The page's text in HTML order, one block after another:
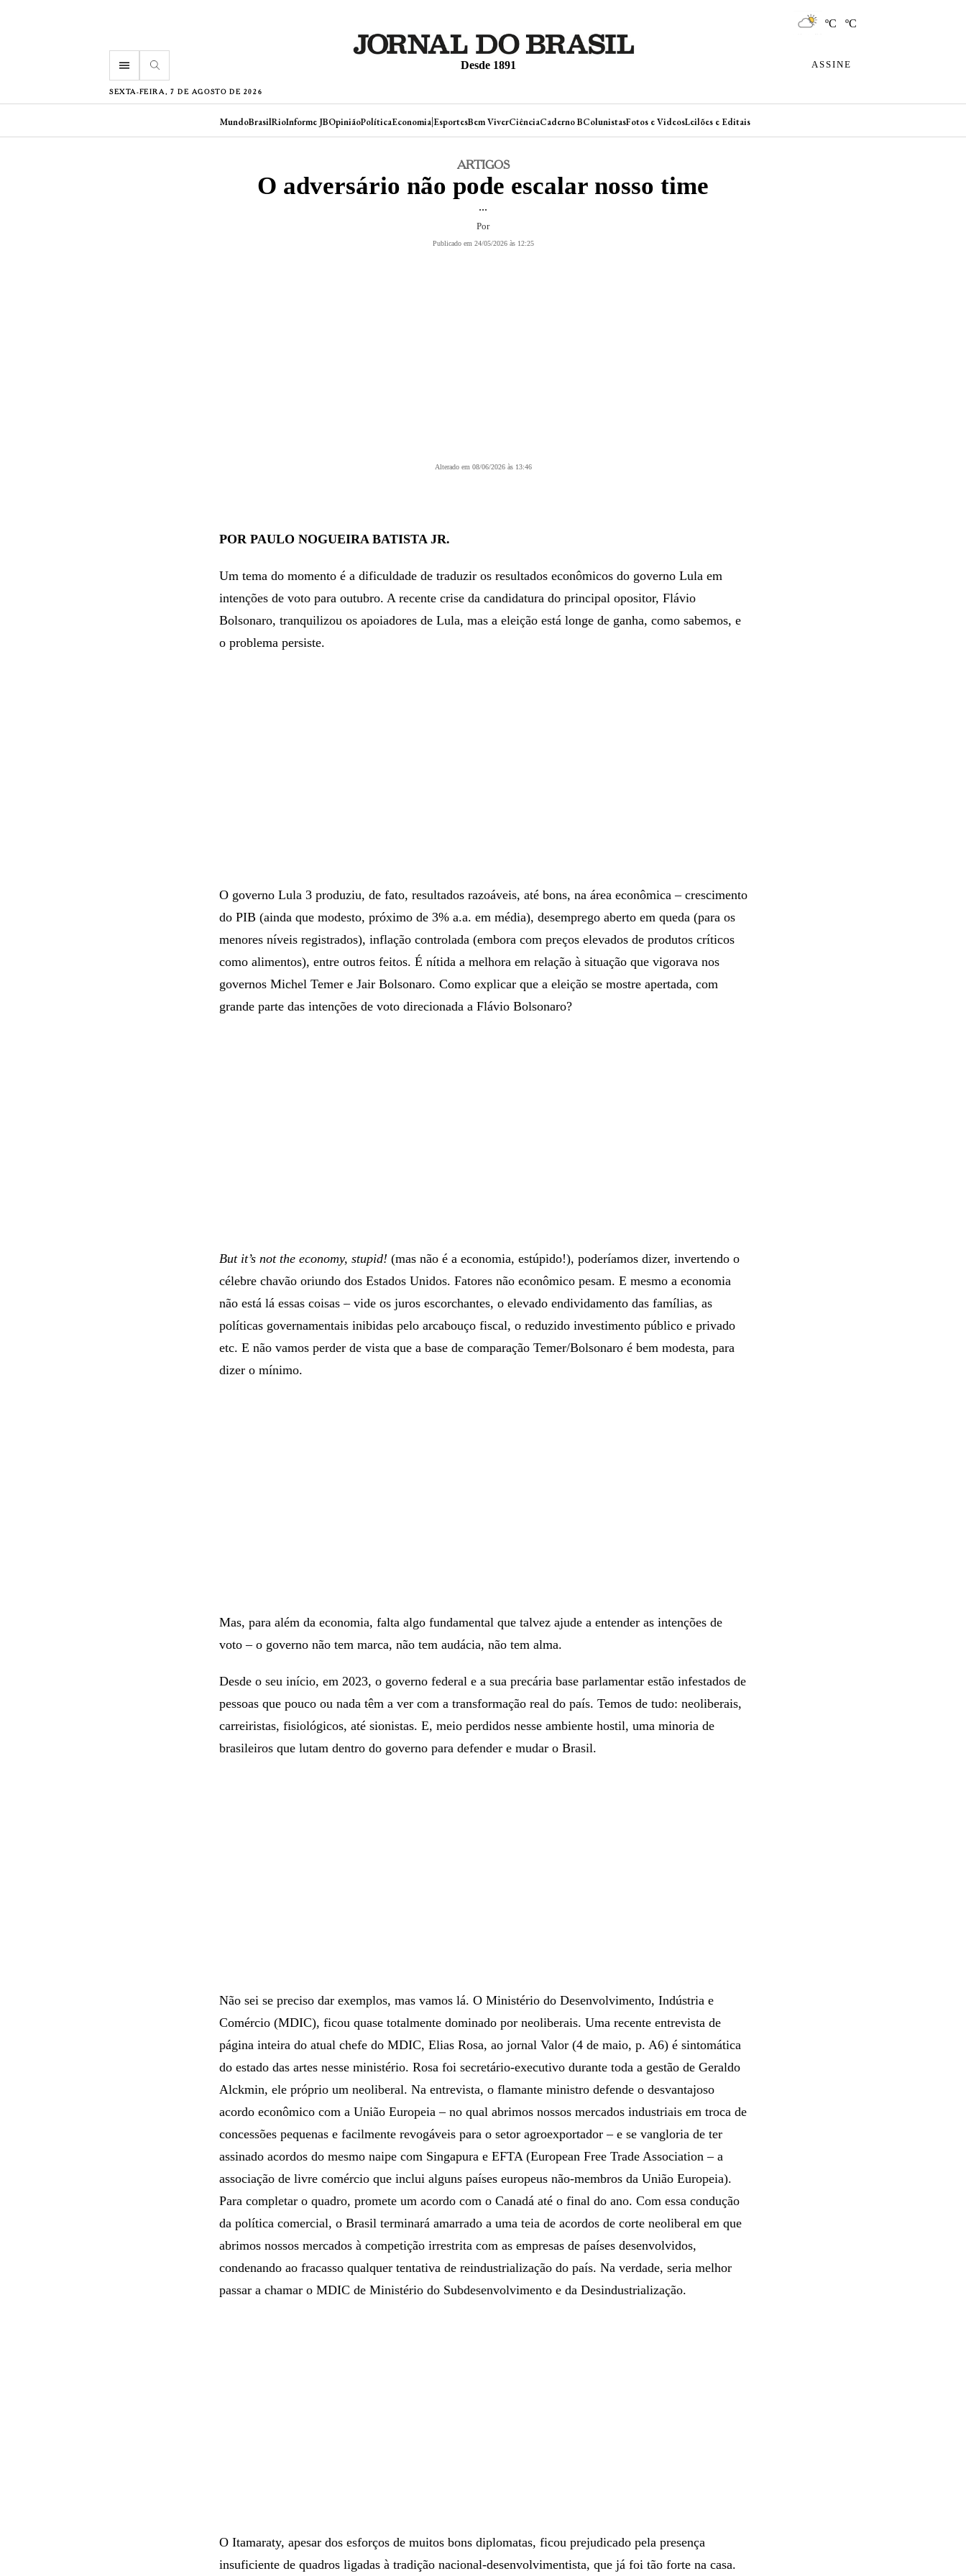
ºC ºC
menu Desde 1891 ASSINE
SEXTA-FEIRA, 7 DE AGOSTO DE 2026
MundoBrasilRioInforme JBOpiniãoPolíticaEconomia|EsportesBem ViverCiênciaCaderno BColunistasFotos e VideosLeilões e Editais
ARTIGOS
O adversário não pode escalar nosso time
...
Por
Publicado em 24/05/2026 às 12:25
Alterado em 08/06/2026 às 13:46
POR PAULO NOGUEIRA BATISTA JR.
Um tema do momento é a dificuldade de traduzir os resultados econômicos do governo Lula em
intenções de voto para outubro. A recente crise da candidatura do principal opositor, Flávio
Bolsonaro, tranquilizou os apoiadores de Lula, mas a eleição está longe de ganha, como sabemos, e
o problema persiste.
O governo Lula 3 produziu, de fato, resultados razoáveis, até bons, na área econômica – crescimento
do PIB (ainda que modesto, próximo de 3% a.a. em média), desemprego aberto em queda (para os
menores níveis registrados), inflação controlada (embora com preços elevados de produtos críticos
como alimentos), entre outros feitos. É nítida a melhora em relação à situação que vigorava nos
governos Michel Temer e Jair Bolsonaro. Como explicar que a eleição se mostre apertada, com
grande parte das intenções de voto direcionada a Flávio Bolsonaro?
But it’s not the economy, stupid! (mas não é a economia, estúpido!), poderíamos dizer, invertendo o
célebre chavão oriundo dos Estados Unidos. Fatores não econômico pesam. E mesmo a economia
não está lá essas coisas – vide os juros escorchantes, o elevado endividamento das famílias, as
políticas governamentais inibidas pelo arcabouço fiscal, o reduzido investimento público e privado
etc. E não vamos perder de vista que a base de comparação Temer/Bolsonaro é bem modesta, para
dizer o mínimo.
Mas, para além da economia, falta algo fundamental que talvez ajude a entender as intenções de
voto – o governo não tem marca, não tem audácia, não tem alma.
Desde o seu início, em 2023, o governo federal e a sua precária base parlamentar estão infestados de
pessoas que pouco ou nada têm a ver com a transformação real do país. Temos de tudo: neoliberais,
carreiristas, fisiológicos, até sionistas. E, meio perdidos nesse ambiente hostil, uma minoria de
brasileiros que lutam dentro do governo para defender e mudar o Brasil.
Não sei se preciso dar exemplos, mas vamos lá. O Ministério do Desenvolvimento, Indústria e
Comércio (MDIC), ficou quase totalmente dominado por neoliberais. Uma recente entrevista de
página inteira do atual chefe do MDIC, Elias Rosa, ao jornal Valor (4 de maio, p. A6) é sintomática
do estado das artes nesse ministério. Rosa foi secretário-executivo durante toda a gestão de Geraldo
Alckmin, ele próprio um neoliberal. Na entrevista, o flamante ministro defende o desvantajoso
acordo econômico com a União Europeia – no qual abrimos nossos mercados industriais em troca de
concessões pequenas e facilmente revogáveis para o setor agroexportador – e se vangloria de ter
assinado acordos do mesmo naipe com Singapura e EFTA (European Free Trade Association – a
associação de livre comércio que inclui alguns países europeus não-membros da União Europeia).
Para completar o quadro, promete um acordo com o Canadá até o final do ano. Com essa condução
da política comercial, o Brasil terminará amarrado a uma teia de acordos de corte neoliberal em que
abrimos nossos mercados à competição irrestrita com as empresas de países desenvolvidos,
condenando ao fracasso qualquer tentativa de reindustrialização do país. Na verdade, seria melhor
passar a chamar o MDIC de Ministério do Subdesenvolvimento e da Desindustrialização.
O Itamaraty, apesar dos esforços de muitos bons diplomatas, ficou prejudicado pela presença
insuficiente de quadros ligadas à tradição nacional-desenvolvimentista, que já foi tão forte na casa.